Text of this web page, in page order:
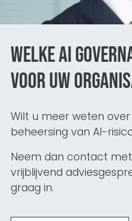
Welke AI
voor uw
Wilt u meer weten
beheersing van AI-
Neem dan contact
vrijblijvend
graag in.